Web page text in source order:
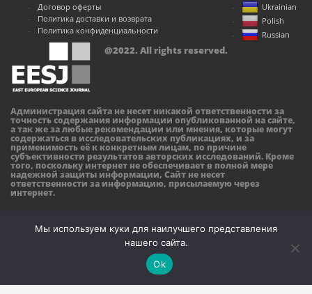
Договор оферты
Политика доставки и возврата
Политика конфиденциальности
Ukrainian
Polish
Russian
@2022. All rights reserved.
Администрация сайта не несет никакой ответственности за
точность содержания информации опубликованной на сайте,
а так же за любые рекомендации или мнения, которые могут
содержаться в исследовательских публикациях, и за
применимость её к конкретным лицам, по причине
субъективности результатов авторских исследований. Кроме
того, поскольку интернет не обеспечивает в полной мере
надежной защиты информации, Сайт не несет
ответственности за информацию, присылаемую через
интернет.
Мы используем куки для наилучшего представления
нашего сайта.
Ok